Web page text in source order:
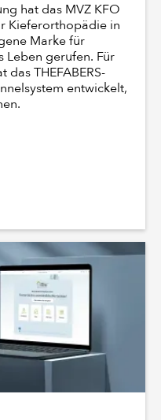
hat das MVZ KFO
Kieferorthopädie in
Marke für
Leben gerufen. Für
THEFABERS-
entwickelt,